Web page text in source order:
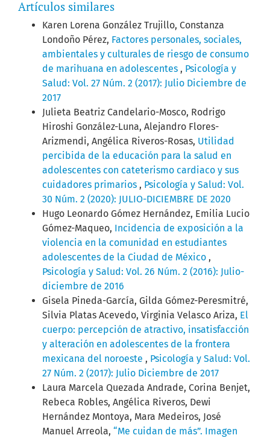
Artículos similares
Karen Lorena González Trujillo, Constanza
Londoño Pérez, Factores personales, sociales,
ambientales y culturales de riesgo de consumo
de marihuana en adolescentes , Psicología y
Salud: Vol. 27 Núm. 2 (2017): Julio Diciembre de
2017
Julieta Beatriz Candelario-Mosco, Rodrigo
Hiroshi González-Luna, Alejandro Flores-
Arizmendi, Angélica Riveros-Rosas, Utilidad
percibida de la educación para la salud en
adolescentes con cateterismo cardiaco y sus
cuidadores primarios , Psicología y Salud: Vol.
30 Núm. 2 (2020): JULIO-DICIEMBRE DE 2020
Hugo Leonardo Gómez Hernández, Emilia Lucio
Gómez-Maqueo, Incidencia de exposición a la
violencia en la comunidad en estudiantes
adolescentes de la Ciudad de México ,
Psicología y Salud: Vol. 26 Núm. 2 (2016): Julio-
diciembre de 2016
Gisela Pineda-García, Gilda Gómez-Peresmitré,
Silvia Platas Acevedo, Virginia Velasco Ariza, El
cuerpo: percepción de atractivo, insatisfacción
y alteración en adolescentes de la frontera
mexicana del noroeste , Psicología y Salud: Vol.
27 Núm. 2 (2017): Julio Diciembre de 2017
Laura Marcela Quezada Andrade, Corina Benjet,
Rebeca Robles, Angélica Riveros, Dewi
Hernández Montoya, Mara Medeiros, José
Manuel Arreola, “Me cuidan de más”. Imagen